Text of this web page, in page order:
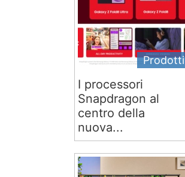
Prodotti
I processori
Snapdragon al
centro della
nuova...